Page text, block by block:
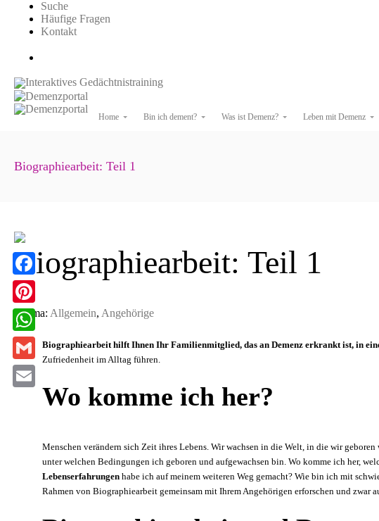
Suche
Häufige Fragen
Kontakt
Interaktives Gedächtnistraining
Home Bin ich dement? Was ist Demenz? Leben mit Demenz
Biographiearbeit: Teil 1
Biographiearbeit: Teil 1
Thema: Allgemein, Angehörige
Biographiearbeit hilft Ihnen Ihr Familienmitglied, das an Demenz erkrankt ist, in
Zufriedenheit im Alltag führen.
Wo komme ich her?
Menschen verändern sich Zeit ihres Lebens. Wir wachsen in die Welt, in die wir
unter welchen Bedingungen ich geboren und aufgewachsen bin. Wo komme ich her,
Lebenserfahrungen habe ich auf meinem weiteren Weg gemacht? Wie bin ich mit
Rahmen von Biographiearbeit gemeinsam mit Ihrem Angehörigen erforschen und zwar
F
a
c
e
b
P
i
n
W
h
a
G